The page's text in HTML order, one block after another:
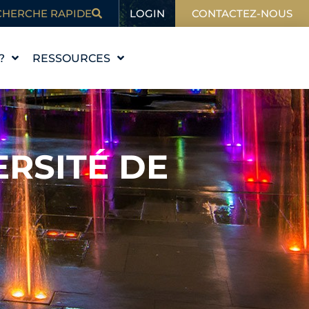
RAPIDE LOGIN CONTACTEZ-NOUS
RESSOURCES
L'ÉDUCATION
BLOG
DANS L'ACTUALITÉ
DE